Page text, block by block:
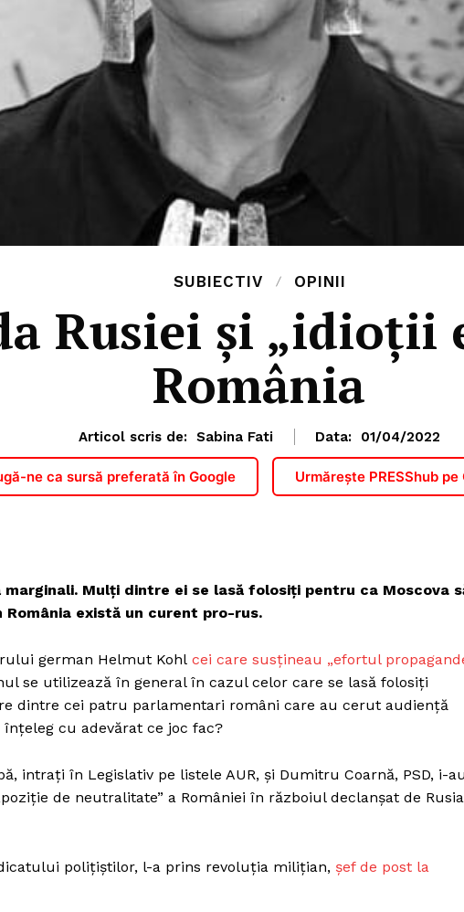
SUBIECTIV OPINII
Rusiei și
România
Articol scris de: Sabina Fati Data: 01/04/2022
ne ca sursă preferată în Google Urmărește PRESShub
marginali. Mulți dintre ei se lasă folosiți pentru ca Moscova
există un curent pro-rus.
german Helmut Kohl cei care susțineau „efortul
se utilizează în general în cazul celor care se lasă folosiți
dintre cei patru parlamentari români care au cerut audiență
cu adevărat ce joc fac?
intrați în Legislativ pe listele AUR, și Dumitru Coarnă, PSD, i-
de neutralitate” a României în războiul declanșat de Rusia
polițiștilor, l-a prins revoluția milițian, șef de post la